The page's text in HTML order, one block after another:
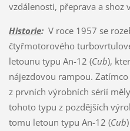
vzdálenosti, přeprava a shoz
Historie:V roce 1957 se
čtyřmotorového
letounu typu An-12 (Cub),
nájezdovou rampou.
z prvních výrobních sérií
tohoto typu z pozdějších
tomu letoun typu An-12 (Cub